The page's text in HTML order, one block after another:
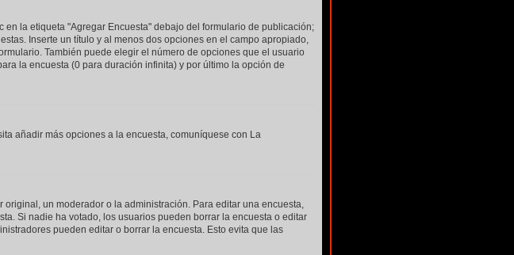
la etiqueta "Agregar Encuesta" debajo del formulario de publicación;
Inserte un título y al menos dos opciones en el campo apropiado,
También puede elegir el número de opciones que el usuario
la encuesta (0 para duración infinita) y por último la opción de
añadir más opciones a la encuesta, comuníquese con La
un moderador o la administración. Para editar una encuesta,
Si nadie ha votado, los usuarios pueden borrar la encuesta o editar
pueden editar o borrar la encuesta. Esto evita que las